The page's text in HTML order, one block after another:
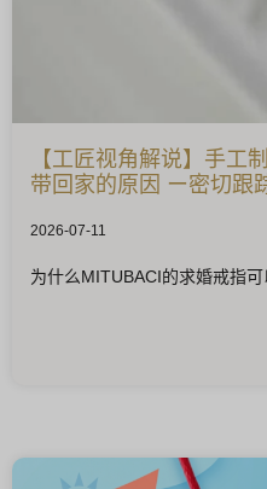
【工匠视角解说】手工
带回家的原因 ー密切跟
2026-07-11
为什么MITUBACI的求婚戒指可